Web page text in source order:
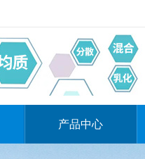
产品中心